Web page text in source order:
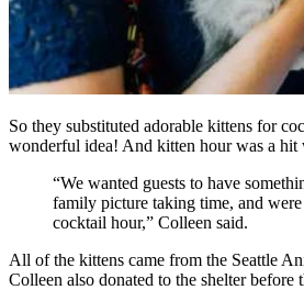
So they substituted adorable kittens for
wonderful idea! And kitten hour was a hit
“We wanted guests to have
family picture taking time, and
cocktail hour,” Colleen said.
All of the kittens came from the Seattle
Colleen also donated to the shelter before